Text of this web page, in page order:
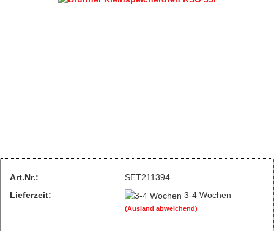
Art.Nr.:
SET211394
Lieferzeit:
3-4 Wochen
(Ausland abweichend)